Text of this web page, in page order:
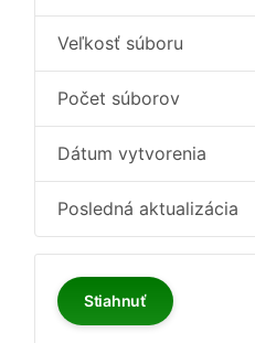
Veľkosť súboru
Počet súborov
Dátum vytvorenia
Posledná aktualizácia
Stiahnuť